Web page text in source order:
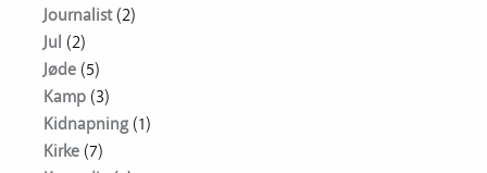
Journalist(2)
Jul (2)
Jøde (5)
Kamp (3)
Kidnapning(1)
Kirke (7)